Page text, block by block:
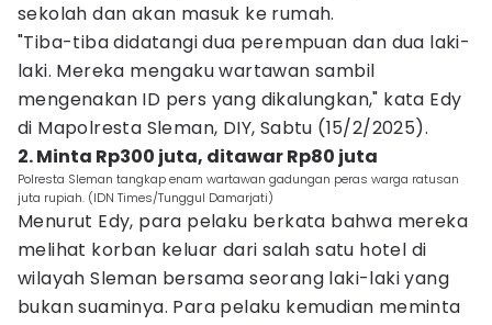
sekolah dan akan masuk ke rumah.
"Tiba-tiba didatangi dua perempuan dan dua laki-
laki. Mereka mengaku wartawan sambil
mengenakan ID pers yang dikalungkan," kata Edy
di Mapolresta Sleman, DIY, Sabtu (15/2/2025).
2. Minta Rp300 juta, ditawar Rp80 juta
Polresta Sleman tangkap enam wartawan gadungan peras warga ratusan
juta rupiah. (IDN Times/Tunggul Damarjati)
Menurut Edy, para pelaku berkata bahwa mereka
melihat korban keluar dari salah satu hotel di
wilayah Sleman bersama seorang laki-laki yang
bukan suaminya. Para pelaku kemudian meminta